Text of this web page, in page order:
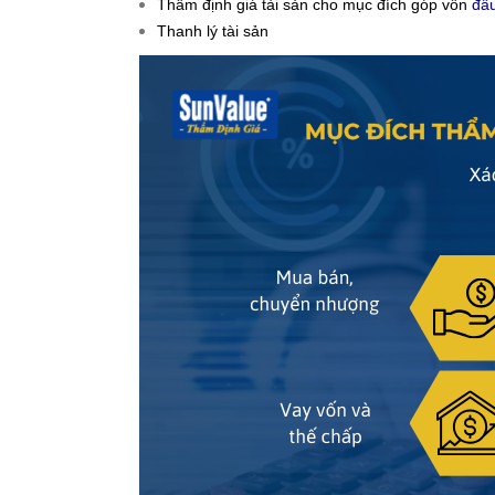
Thẩm định giá tài sản cho mục đích góp vốn
Thanh lý tài sản